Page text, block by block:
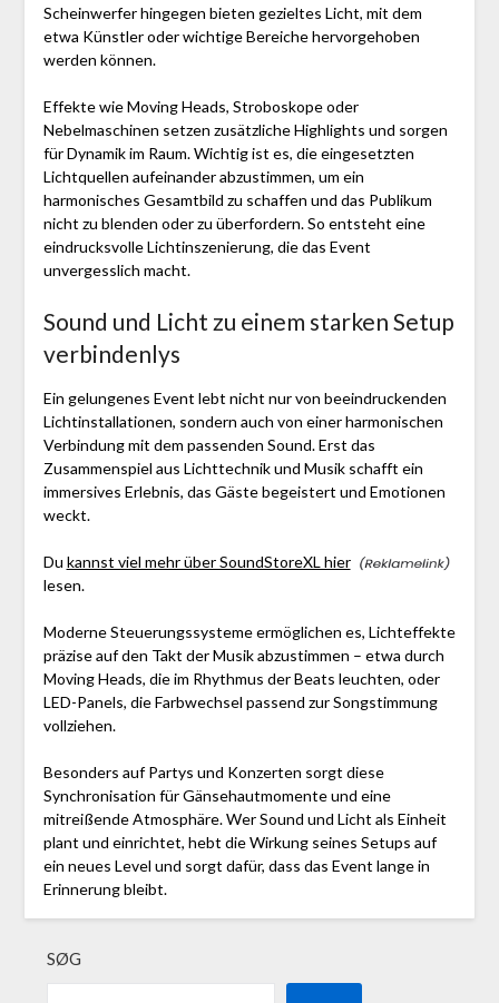
Scheinwerfer hingegen bieten gezieltes Licht, mit dem
etwa Künstler oder wichtige Bereiche hervorgehoben
werden können.
Effekte wie Moving Heads, Stroboskope oder
Nebelmaschinen setzen zusätzliche Highlights und sorgen
für Dynamik im Raum. Wichtig ist es, die eingesetzten
Lichtquellen aufeinander abzustimmen, um ein
harmonisches Gesamtbild zu schaffen und das Publikum
nicht zu blenden oder zu überfordern. So entsteht eine
eindrucksvolle Lichtinszenierung, die das Event
unvergesslich macht.
Sound und Licht zu einem starken Setup
verbindenlys
Ein gelungenes Event lebt nicht nur von beeindruckenden
Lichtinstallationen, sondern auch von einer harmonischen
Verbindung mit dem passenden Sound. Erst das
Zusammenspiel aus Lichttechnik und Musik schafft ein
immersives Erlebnis, das Gäste begeistert und Emotionen
weckt.
Du kannst viel mehr über SoundStoreXL hier
lesen.
Moderne Steuerungssysteme ermöglichen es, Lichteffekte
präzise auf den Takt der Musik abzustimmen – etwa durch
Moving Heads, die im Rhythmus der Beats leuchten, oder
LED-Panels, die Farbwechsel passend zur Songstimmung
vollziehen.
Besonders auf Partys und Konzerten sorgt diese
Synchronisation für Gänsehautmomente und eine
mitreißende Atmosphäre. Wer Sound und Licht als Einheit
plant und einrichtet, hebt die Wirkung seines Setups auf
ein neues Level und sorgt dafür, dass das Event lange in
Erinnerung bleibt.
SØG